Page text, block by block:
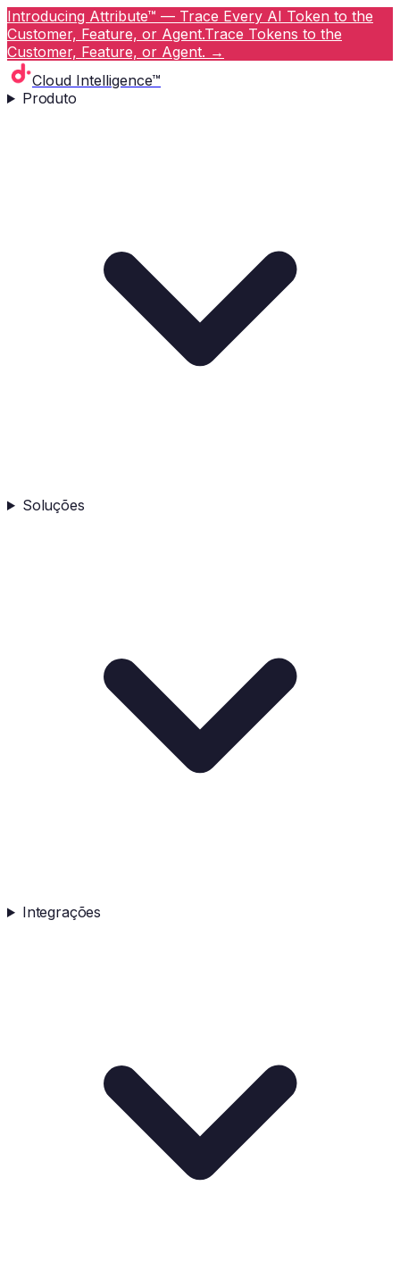
Introducing Attribute™ — Trace Every AI Token to the
Customer, Feature, or Agent.Trace Tokens to the
Customer, Feature, or Agent. →
Cloud Intelligence™
Produto
Soluções
Integrações